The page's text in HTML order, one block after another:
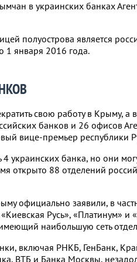
в украинских банках
полуострова является
1 января 2016 года.
свою работу в Крыму, а
банков и 26 офисов
вице-премьер республики
банка, но они
открыто 88 отделений
официально заявили, в
Русь», «Платинум» и
наибольшую сеть
включая РНКБ, ГенБанк,
ВТБ и Банка Москвы,